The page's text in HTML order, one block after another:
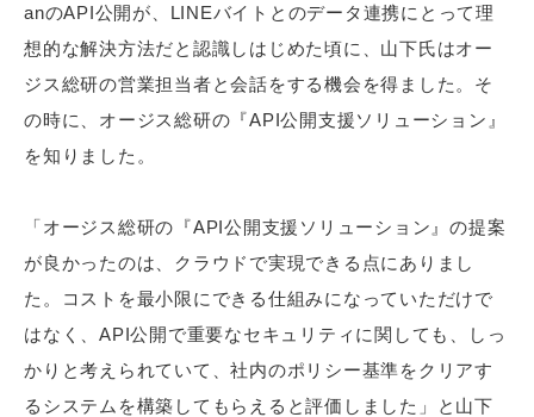
anのAPI公開が、LINEバイトとのデータ連携にとって理
想的な解決方法だと認識しはじめた頃に、山下氏はオー
ジス総研の営業担当者と会話をする機会を得ました。そ
の時に、オージス総研の『API公開支援ソリューション』
を知りました。
「オージス総研の『API公開支援ソリューション』の提案
が良かったのは、クラウドで実現できる点にありまし
た。コストを最小限にできる仕組みになっていただけで
はなく、API公開で重要なセキュリティに関しても、しっ
かりと考えられていて、社内のポリシー基準をクリアす
るシステムを構築してもらえると評価しました」と山下